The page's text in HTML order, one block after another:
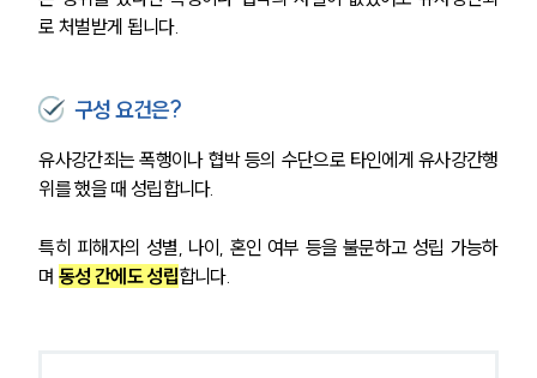
로 처벌받게 됩니다.
구성 요건은?
유사강간죄는 폭행이나 협박 등의 수단으로 타인에게 유사강간행
위를 했을 때 성립합니다.
특히 피해자의 성별, 나이, 혼인 여부 등을 불문하고 성립 가능하
며 동성 간에도 성립합니다.